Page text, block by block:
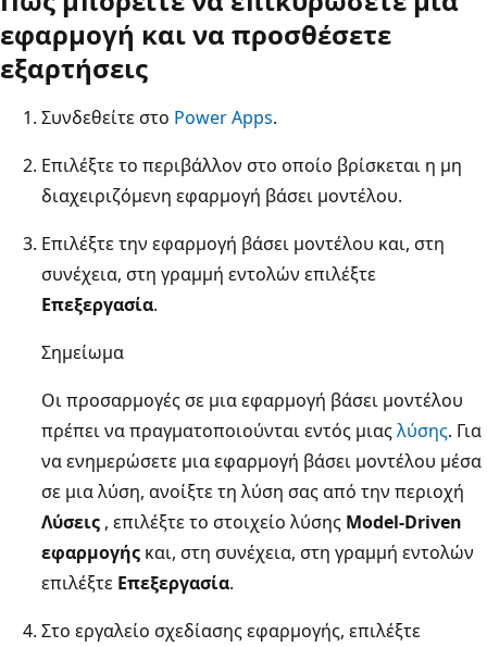
εφαρμογή και να προσθέσετε
εξαρτήσεις
Συνδεθείτε στο Power Apps.
Επιλέξτε το περιβάλλον στο οποίο βρίσκεται η μη
διαχειριζόμενη εφαρμογή βάσει μοντέλου.
Επιλέξτε την εφαρμογή βάσει μοντέλου και, στη
συνέχεια, στη γραμμή εντολών επιλέξτε
Επεξεργασία.
Σημείωμα
Οι προσαρμογές σε μια εφαρμογή βάσει μοντέλου
πρέπει να πραγματοποιούνται εντός μιαςλύσης. Για
να ενημερώσετε μια εφαρμογή βάσει μοντέλου μέσα
σε μια λύση, ανοίξτε τη λύση σας από την περιοχή
Λύσεις , επιλέξτε το στοιχείο λύσης Model-Driven
εφαρμογής και, στη συνέχεια, στη γραμμή εντολών
επιλέξτε Επεξεργασία.
Στο εργαλείο σχεδίασης εφαρμογής, επιλέξτε